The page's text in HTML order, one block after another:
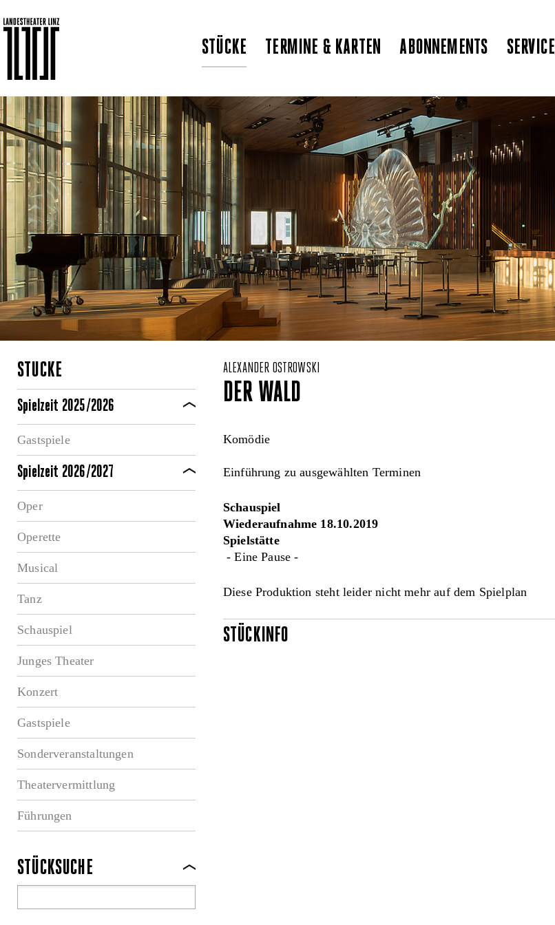
STÜCKE TERMINE & KARTEN ABONNEMENTS SERVICE
STÜCKE
Spielzeit 2025/2026
Gastspiele
Spielzeit 2026/2027
Oper
Operette
Musical
Tanz
Schauspiel
Junges Theater
Konzert
Gastspiele
Sonderveranstaltungen
Theatervermittlung
Führungen
STÜCKSUCHE
ALEXANDER OSTROWSKI
DER WALD
Komödie
Einführung zu ausgewählten Terminen
Schauspiel
Wiederaufnahme 18.10.2019
Spielstätte
- Eine Pause -
Diese Produktion steht leider nicht mehr auf dem Spielplan
STÜCKINFO